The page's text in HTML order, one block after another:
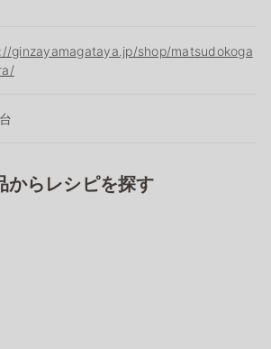
ginzayamagataya.jp/shop/matsudokoga
からレシピを探す